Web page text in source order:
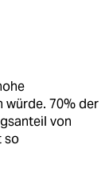
würde. 70% der
von
so